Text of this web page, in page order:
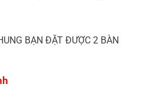
BẠN ĐẶT ĐƯỢC 2 BÀN